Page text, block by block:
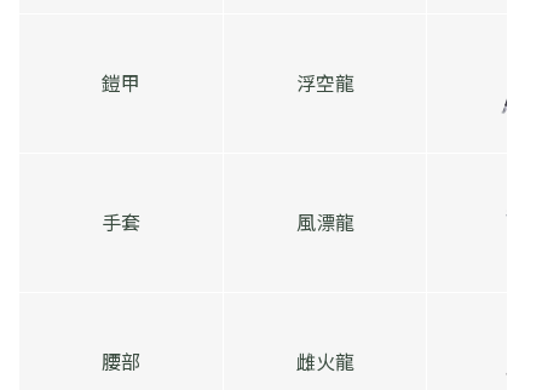
鎧甲 浮空龍
手套 風漂龍
腰部 雌火龍